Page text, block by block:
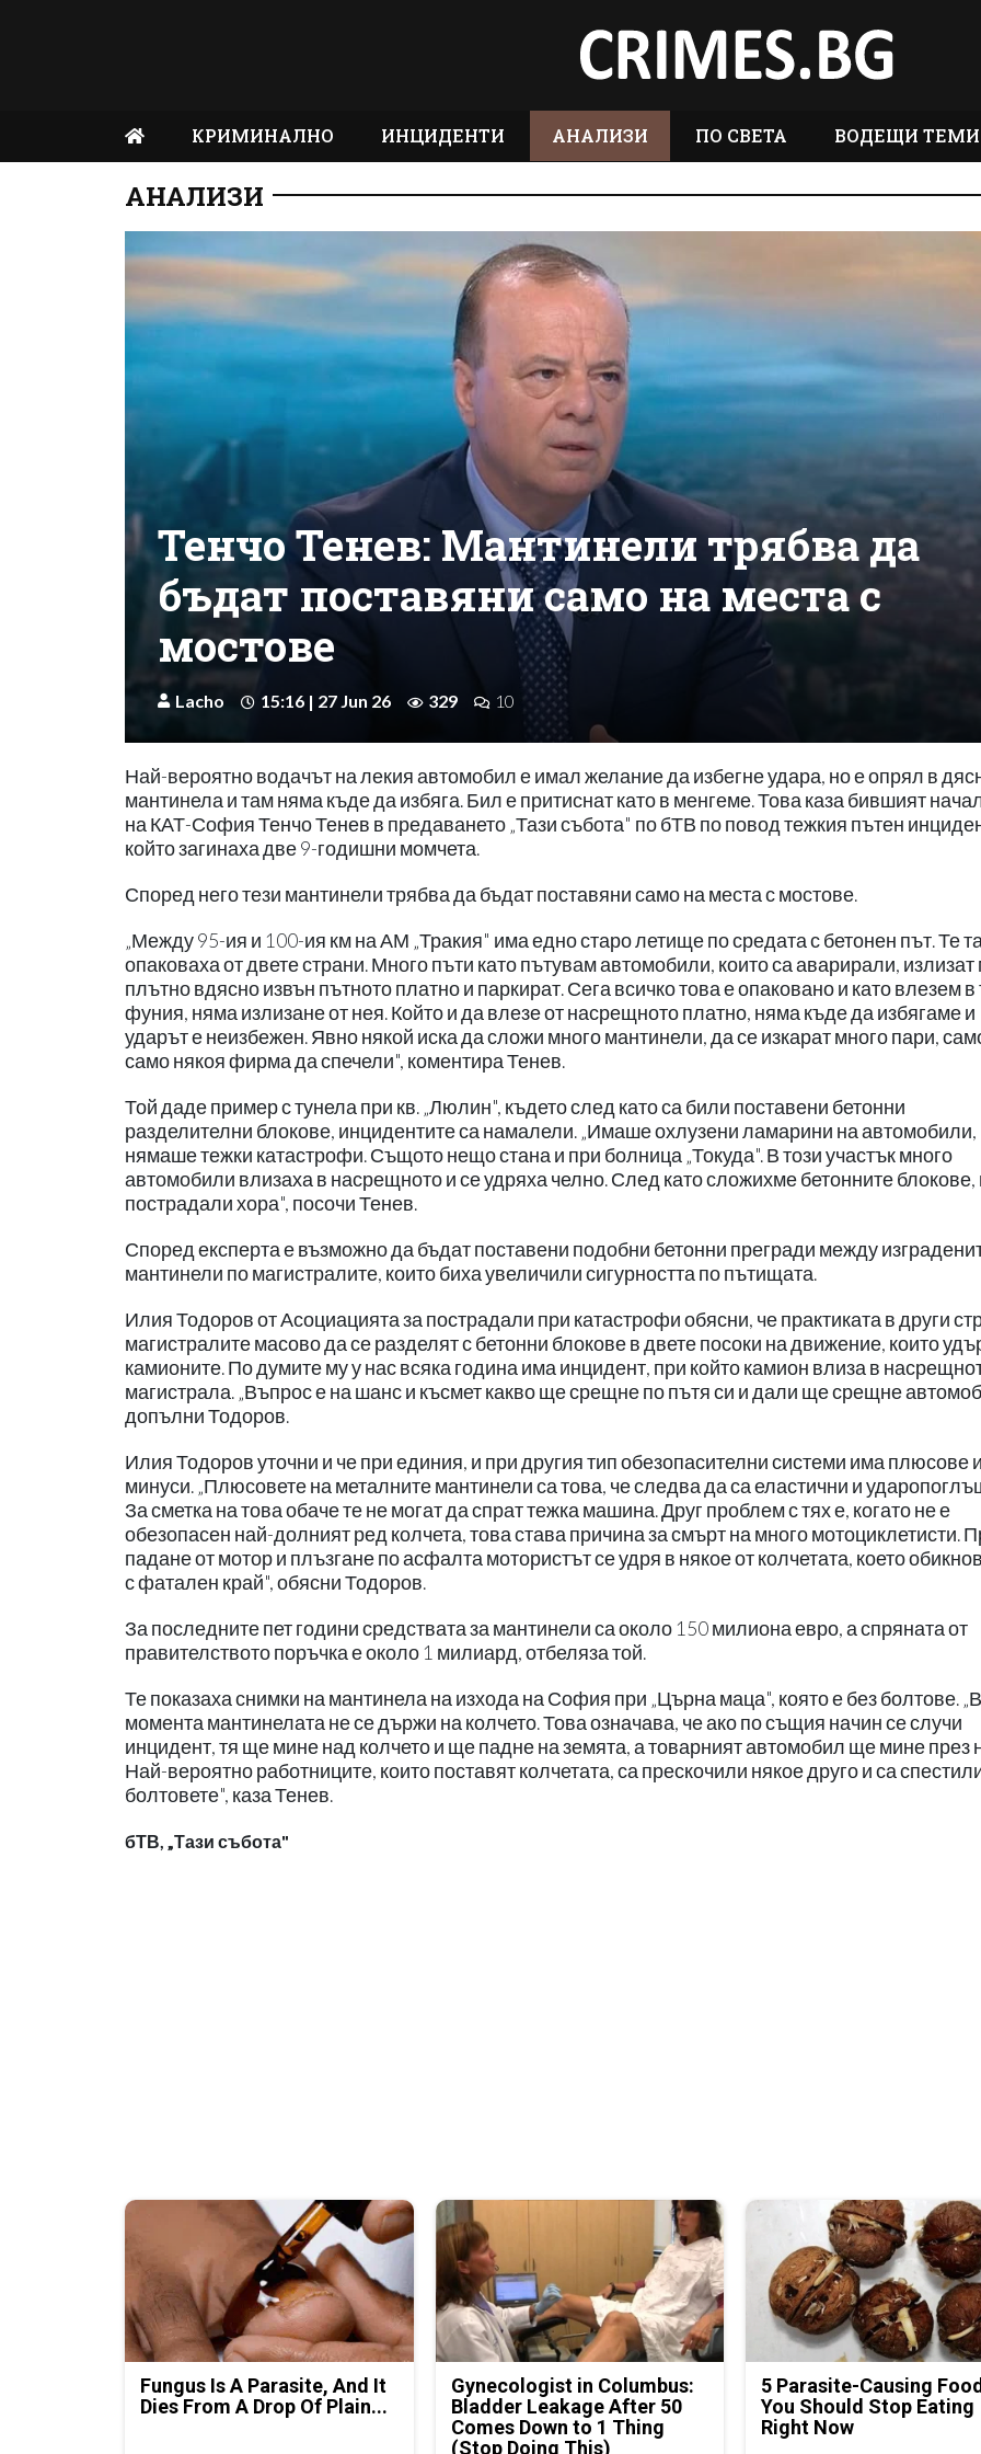
КРИМИНАЛНО ИНЦИДЕНТИ АНАЛИЗИ ПО СВЕТА ВОДЕЩИ ТЕМИ
АНАЛИЗИ
Тенчо Тенев: Мантинели трябва да
бъдат поставяни само на места с
мостове
Lacho 15:16 | 27 Jun 26 329 10
Най-вероятно водачът на лекия автомобил е имал желание да избегне удара, но е опрял в
мантинела и там няма къде да избяга. Бил е притиснат като в менгеме. Това каза бившият
на КАТ-София Тенчо Тенев в предаването „Тази събота" по бТВ по повод тежкия пътен
който загинаха две 9-годишни момчета.
Според него тези мантинели трябва да бъдат поставяни само на места с мостове.
„Между 95-ия и 100-ия км на АМ „Тракия" има едно старо летище по средата с бетонен път. Те
опаковаха от двете страни. Много пъти като пътувам автомобили, които са аварирали, излизат
плътно вдясно извън пътното платно и паркират. Сега всичко това е опаковано и като влезем в
фуния, няма излизане от нея. Който и да влезе от насрещното платно, няма къде да избягаме и
ударът е неизбежен. Явно някой иска да сложи много мантинели, да се изкарат много пари,
само някоя фирма да спечели", коментира Тенев.
Той даде пример с тунела при кв. „Люлин", където след като са били поставени бетонни
разделителни блокове, инцидентите са намалели. „Имаше охлузени ламарини на автомобили,
нямаше тежки катастрофи. Същото нещо стана и при болница „Токуда". В този участък много
автомобили влизаха в насрещното и се удряха челно. След като сложихме бетонните
пострадали хора", посочи Тенев.
Според експерта е възможно да бъдат поставени подобни бетонни прегради между
мантинели по магистралите, които биха увеличили сигурността по пътищата.
Илия Тодоров от Асоциацията за пострадали при катастрофи обясни, че практиката в други
магистралите масово да се разделят с бетонни блокове в двете посоки на движение, които
камионите. По думите му у нас всяка година има инцидент, при който камион влиза в
магистрала. „Въпрос е на шанс и късмет какво ще срещне по пътя си и дали ще срещне
допълни Тодоров.
Илия Тодоров уточни и че при единия, и при другия тип обезопасителни системи има плюсове
минуси. „Плюсовете на металните мантинели са това, че следва да са еластични и
За сметка на това обаче те не могат да спрат тежка машина. Друг проблем с тях е, когато не е
обезопасен най-долният ред колчета, това става причина за смърт на много мотоциклетисти.
падане от мотор и плъзгане по асфалта мотористът се удря в някое от колчетата, което
с фатален край", обясни Тодоров.
За последните пет години средствата за мантинели са около 150 милиона евро, а спряната от
правителството поръчка е около 1 милиард, отбеляза той.
Те показаха снимки на мантинела на изхода на София при „Църна маца", която е без болтове. „В
момента мантинелата не се държи на колчето. Това означава, че ако по същия начин се случи
инцидент, тя ще мине над колчето и ще падне на земята, а товарният автомобил ще мине през
Най-вероятно работниците, които поставят колчетата, са прескочили някое друго и са
болтовете", каза Тенев.
бТВ, „Тази събота"
Fungus Is A Parasite, And It
Dies From A Drop Of Plain...
Gynecologist in Columbus:
Bladder Leakage After 50
Comes Down to 1 Thing
(Stop Doing This)
5 Parasite-Causing
You Should Stop Eating
Right Now